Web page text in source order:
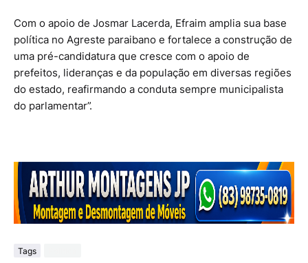
Com o apoio de Josmar Lacerda, Efraim amplia sua base
política no Agreste paraibano e fortalece a construção de
uma pré-candidatura que cresce com o apoio de
prefeitos, lideranças e da população em diversas regiões
do estado, reafirmando a conduta sempre municipalista
do parlamentar”.
Tags